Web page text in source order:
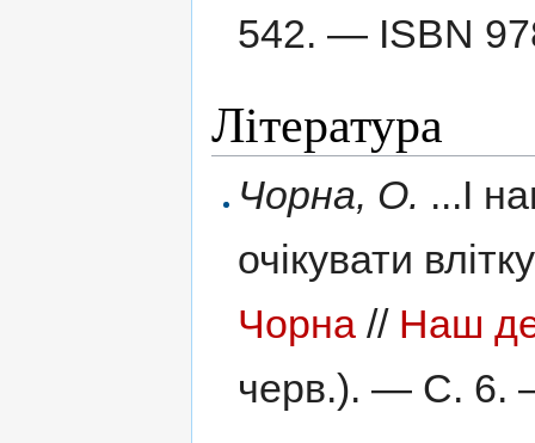
542. — ISBN
Література
Чорна, О. ...І
очікувати
Чорна // Наш
черв.). — С. 6.